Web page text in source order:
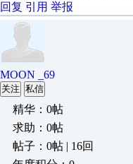
回复 引用 举报
MOON _69
关注 私信
精华：0帖
求助：0帖
帖子：0帖 | 16回